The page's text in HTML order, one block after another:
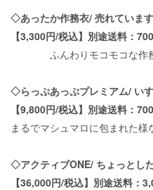
◇あったか作務衣/ 売れていま
【3,300円/税込】別途送料： 700
ふんわりモコモコな作
◇らっぷあっぷプレミアム/ い
【9,800円/税込】別途送料： 700
まるでマシュマロに包まれた様
◇アクティブONE/ ちょっとし
【36,000円/税込】別途送料：